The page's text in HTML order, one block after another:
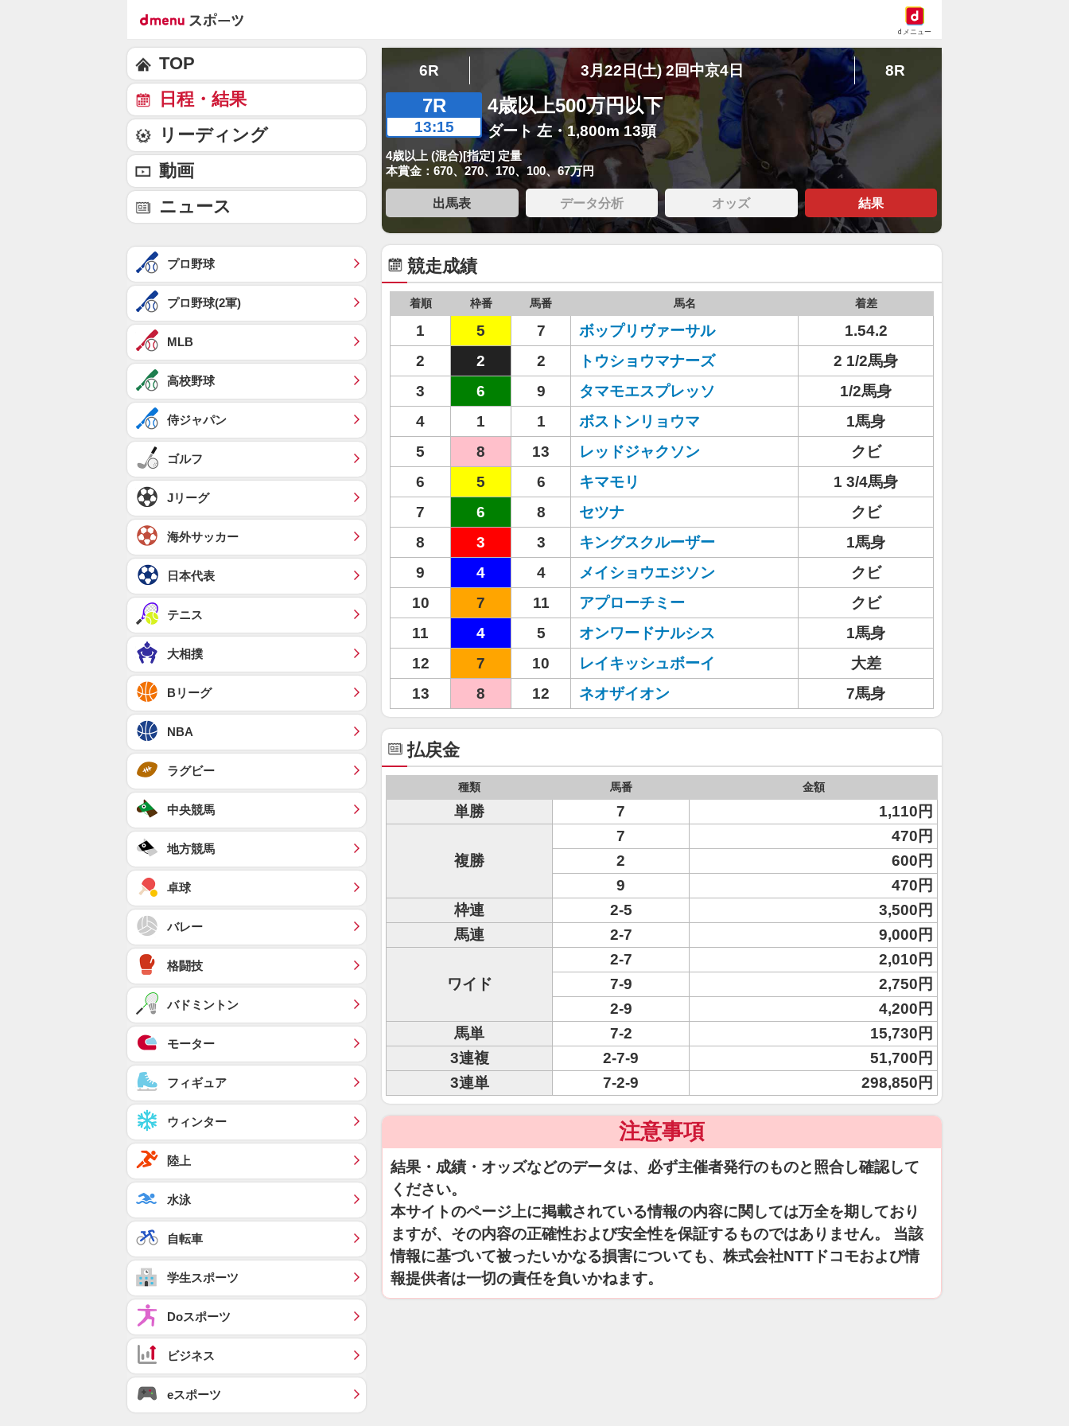
dメニュー
6R 3月22日(土) 2回中京4日 8R
7R
13:15
4歳以上500万円以下
ダート 左・1,800m 13頭
4歳以上 (混合)[指定] 定量
本賞金：670、270、170、100、67万円
出馬表 データ分析 オッズ 結果
競走成績
着順 枠番 馬番 馬名 着差
1 5 7 ボップリヴァーサル
1.54.2
2
2 2 トウショウマナーズ
2 1/2馬身
3
6 9 タマモエスプレッソ
1/2馬身
4
1 1 ボストンリョウマ
1馬身
5
8 13 レッドジャクソン
クビ
6
5 6 キマモリ
1 3/4馬身
7
6 8 セツナ
クビ
8
3 3 キングスクルーザー
1馬身
9
4 4 メイショウエジソン
クビ
10
7 11 アプローチミー
クビ
11
4 5 オンワードナルシス
1馬身
12
7 10 レイキッシュボーイ
大差
13
8 12 ネオザイオン 7馬身
払戻金
種類 馬番 金額
単勝 7 1,110円
複勝
7
470円
2
600円
9
470円
枠連
2-5
3,500円
馬連
2-7 9,000円
ワイド
2-7
2,010円
7-9
2,750円
2-9
4,200円
馬単
7-2
15,730円
3連複
2-7-9
51,700円
3連単
7-2-9 298,850円
注意事項
結果・成績・オッズなどのデータは、必ず主催者発行のものと照合し確認して
ください。
本サイトのページ上に掲載されている情報の内容に関しては万全を期しており
ますが、その内容の正確性および安全性を保証するものではありません。 当該
情報に基づいて被ったいかなる損害についても、株式会社NTTドコモおよび情
報提供者は一切の責任を負いかねます。
TOP
日程・結果
リーディング
動画
ニュース
プロ野球
プロ野球(2軍)
MLB
高校野球
侍ジャパン
ゴルフ
Jリーグ
海外サッカー
日本代表
テニス
大相撲
Bリーグ
NBA
ラグビー
中央競馬
地方競馬
卓球
バレー
格闘技
バドミントン
モーター
フィギュア
ウィンター
陸上
水泳
自転車
学生スポーツ
Doスポーツ
ビジネス
eスポーツ